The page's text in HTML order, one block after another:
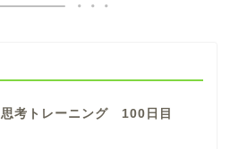
思考トレーニング 100日目